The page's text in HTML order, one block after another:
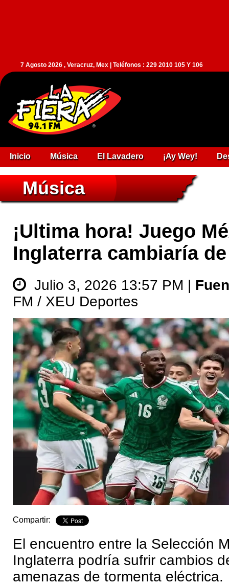
7 Agosto 2026 , Veracruz, Mex | Teléfonos : 229 2010 105 Y 106
Inicio Música El Lavadero ¡Ay Wey!
Música
¡Ultima hora! Juego
Inglaterra cambiaría
Julio 3, 2026 13:57 PM |
FM / XEU Deportes
Compartir:
El encuentro entre la Selección
Inglaterra podría sufrir cambios
amenazas de tormenta eléctrica.